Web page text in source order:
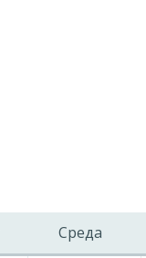
Среда